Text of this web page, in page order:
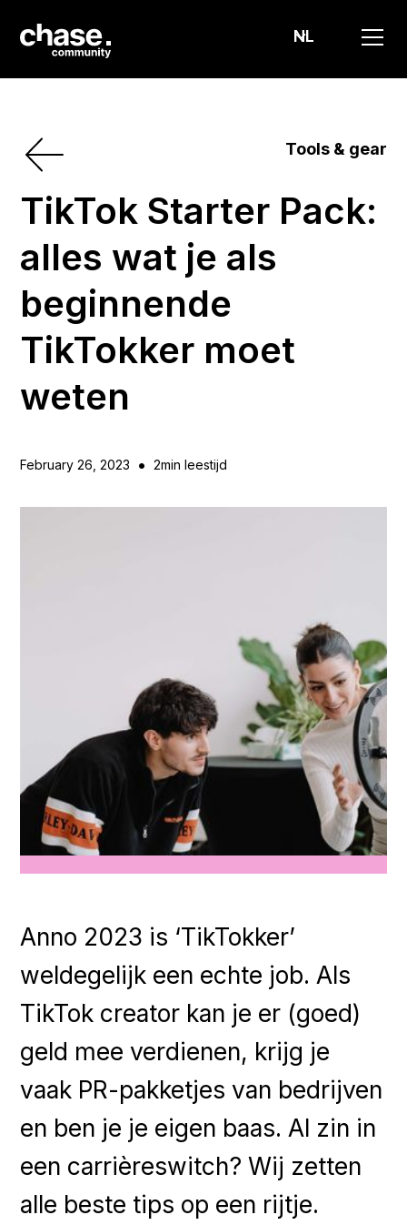
NL
Tools & gear
TikTok Starter Pack:
alles wat je als
beginnende
TikTokker moet
weten
February 26, 2023 • 2min leestijd
Anno 2023 is ‘TikTokker’
weldegelijk een echte job. Als
TikTok creator kan je er (goed)
geld mee verdienen, krijg je
vaak PR-pakketjes van bedrijven
en ben je je eigen baas. Al zin in
een carrièreswitch? Wij zetten
alle beste tips op een rijtje.